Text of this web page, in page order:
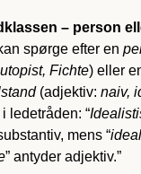
– person
spørge efter en
utopist, Fichte) eller
(adjektiv: naiv,
ledetråden: “
mens “
” antyder adjektiv.”